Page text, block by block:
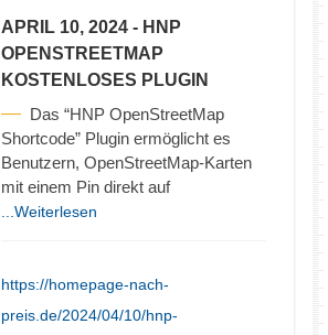
APRIL 10, 2024 - HNP
OPENSTREETMAP
KOSTENLOSES PLUGIN
Das “HNP OpenStreetMap
Shortcode” Plugin ermöglicht es
Benutzern, OpenStreetMap-Karten
mit einem Pin direkt auf
...Weiterlesen
https://homepage-nach-
preis.de/2024/04/10/hnp-